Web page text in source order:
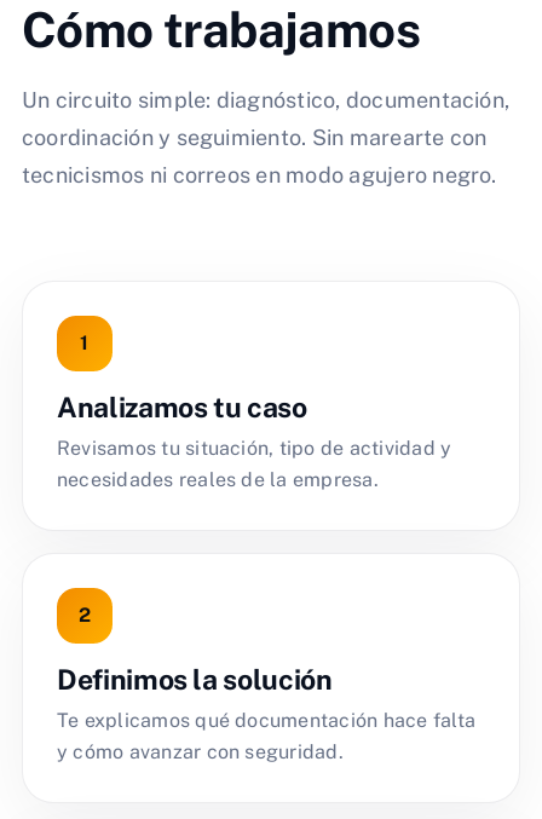
Cómo trabajamos
Un circuito simple: diagnóstico, documentación,
coordinación y seguimiento. Sin marearte con
tecnicismos ni correos en modo agujero negro.
Analizamos tu caso
Revisamos tu situación, tipo de actividad y
necesidades reales de la empresa.
Definimos la solución
Te explicamos qué documentación hace falta
y cómo avanzar con seguridad.